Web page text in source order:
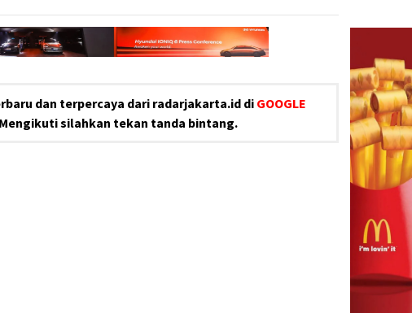
dan terpercaya dari radarjakarta.id di GOOGLE
silahkan tekan tanda bintang.